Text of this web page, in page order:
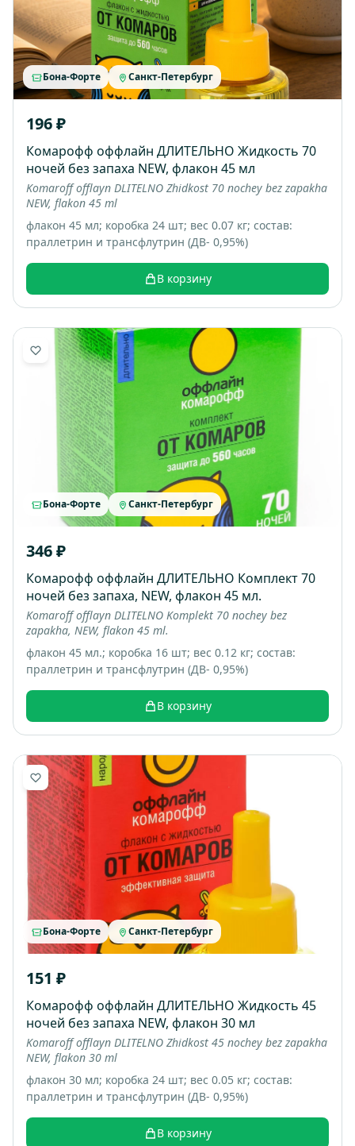
Бона-Форте Санкт-Петербург
196 ₽
Комарофф оффлайн ДЛИТЕЛЬНО Жидкость 70
ночей без запаха NEW, флакон 45 мл
Komaroff offlayn DLITELNO Zhidkost 70 nochey bez zapakha
NEW, flakon 45 ml
флакон 45 мл; коробка 24 шт; вес 0.07 кг; состав:
праллетрин и трансфлутрин (ДВ- 0,95%)
В корзину
Бона-Форте Санкт-Петербург
346 ₽
Комарофф оффлайн ДЛИТЕЛЬНО Комплект 70
ночей без запаха, NEW, флакон 45 мл.
Komaroff offlayn DLITELNO Komplekt 70 nochey bez
zapakha, NEW, flakon 45 ml.
флакон 45 мл.; коробка 16 шт; вес 0.12 кг; состав:
праллетрин и трансфлутрин (ДВ- 0,95%)
В корзину
Бона-Форте Санкт-Петербург
151 ₽
Комарофф оффлайн ДЛИТЕЛЬНО Жидкость 45
ночей без запаха NEW, флакон 30 мл
Komaroff offlayn DLITELNO Zhidkost 45 nochey bez zapakha
NEW, flakon 30 ml
флакон 30 мл; коробка 24 шт; вес 0.05 кг; состав:
праллетрин и трансфлутрин (ДВ- 0,95%)
В корзину